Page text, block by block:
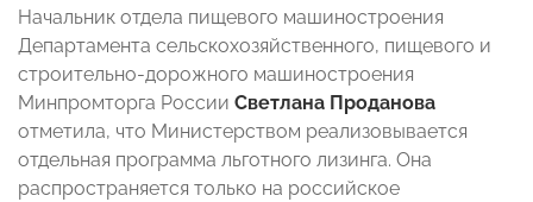
Начальник отдела пищевого машиностроения
Департамента сельскохозяйственного, пищевого и
строительно-дорожного машиностроения
Минпромторга России Светлана Проданова
отметила, что Министерством реализовывается
отдельная программа льготного лизинга. Она
распространяется только на российское